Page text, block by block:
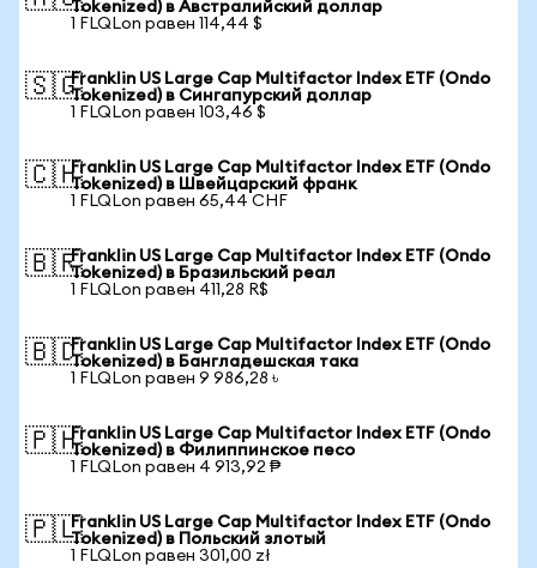
Tokenized) в Австралийский доллар
1 FLQLon равен 114,44 $
🇸🇬Franklin US Large Cap Multifactor Index ETF (Ondo
Tokenized) в Сингапурский доллар
1 FLQLon равен 103,46 $
🇨🇭Franklin US Large Cap Multifactor Index ETF (Ondo
Tokenized) в Швейцарский франк
1 FLQLon равен 65,44 CHF
🇧🇷Franklin US Large Cap Multifactor Index ETF (Ondo
Tokenized) в Бразильский реал
1 FLQLon равен 411,28 R$
🇧🇩Franklin US Large Cap Multifactor Index ETF (Ondo
Tokenized) в Бангладешская така
1 FLQLon равен 9 986,28 ৳
🇵🇭Franklin US Large Cap Multifactor Index ETF (Ondo
Tokenized) в Филиппинское песо
1 FLQLon равен 4 913,92 ₱
🇵🇱Franklin US Large Cap Multifactor Index ETF (Ondo
Tokenized) в Польский злотый
1 FLQLon равен 301,00 zł